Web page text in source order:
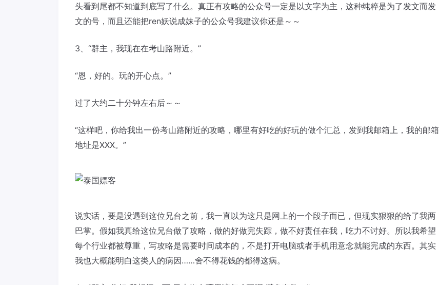
头看到尾都不知道到底写了什么。真正有攻略的公众号一定是以文字为主，这种纯粹是为了发文而发
文的号，而且还能把ren妖说成妹子的公众号我建议你还是～～
3、“群主，我现在在考山路附近。”
“恩，好的。玩的开心点。”
过了大约二十分钟左右后～～
“这样吧，你给我出一份考山路附近的攻略，哪里有好吃的好玩的做个汇总，发到我邮箱上，我的邮箱
地址是XXX。”
说实话，要是没遇到这位兄台之前，我一直以为这只是网上的一个段子而已，但现实狠狠的给了我两
巴掌。假如我真给这位兄台做了攻略，做的好做完失踪，做不好责任在我，吃力不讨好。所以我希望
每个行业都被尊重，写攻略是需要时间成本的，不是打开电脑或者手机用意念就能完成的东西。其实
我也大概能明白这类人的病因……舍不得花钱的都得这病。